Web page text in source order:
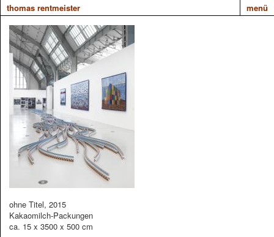
thomas rentmeister menü
ohne Titel, 2015
Kakaomilch-Packungen
ca. 15 x 3500 x 500 cm